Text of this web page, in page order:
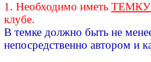
1. Необходимо иметь
клубе.
В темке должно быть не
непосредственно автором и